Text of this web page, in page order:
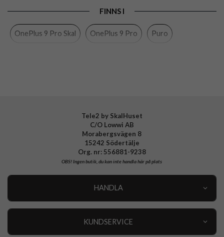
Trådlös laddning-kompatibel
Färg Genomskinlig
FINNS I
OnePlus 9 Pro Skal OnePlus 9 Pro Puro
Tele2 by SkalHuset
C/O Lowwi AB
Morabergsvägen 8
15242 Södertälje
Org. nr: 556881-9238
OBS!Ingen butik, du kan inte handla här på plats
HANDLA
KUNDSERVICE